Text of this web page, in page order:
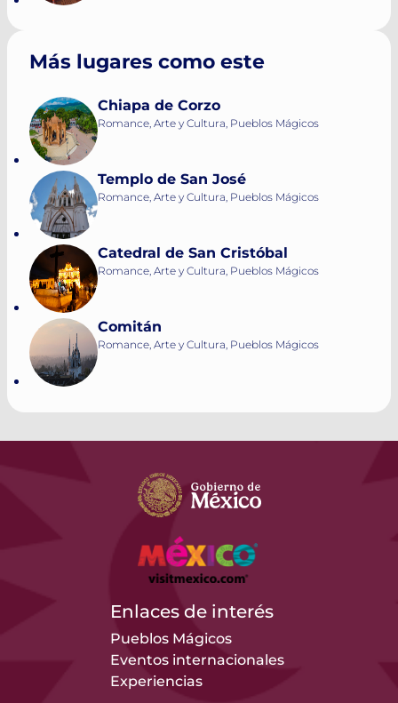
Más lugares como este
Chiapa de Corzo
Romance, Arte y Cultura, Pueblos Mágicos
Templo de San José
Romance, Arte y Cultura, Pueblos Mágicos
Catedral de San Cristóbal
Romance, Arte y Cultura, Pueblos Mágicos
Comitán
Romance, Arte y Cultura, Pueblos Mágicos
Enlaces de interés
Pueblos Mágicos
Eventos internacionales
Experiencias